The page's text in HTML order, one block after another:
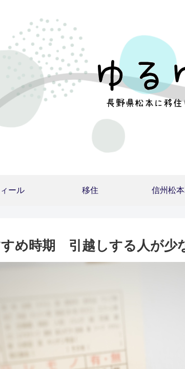
ール 移住 信州松
め時期 引越しする人が少